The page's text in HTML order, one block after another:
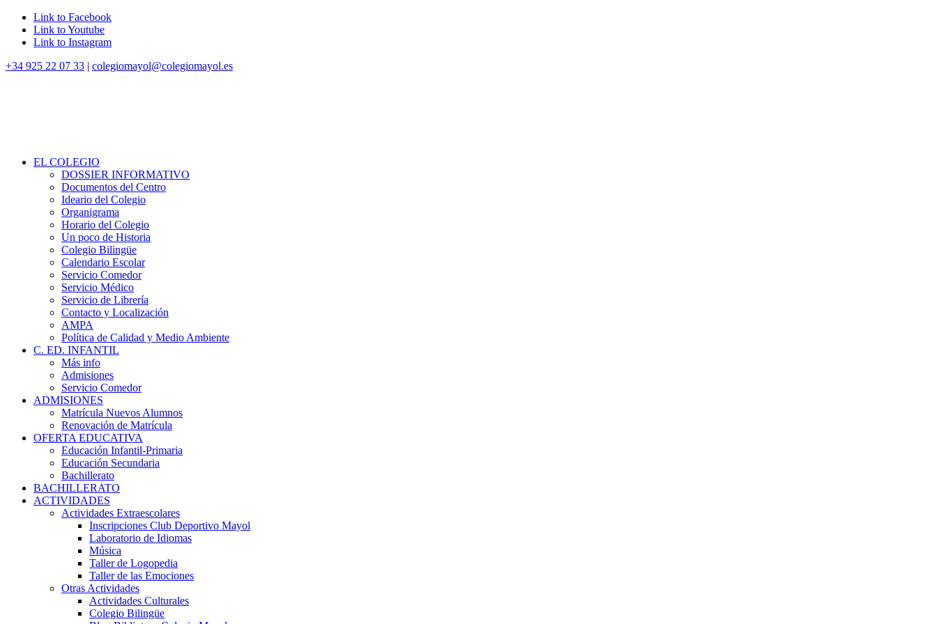
Link to Facebook
Link to Youtube
Link to Instagram
+34 925 22 07 33 | colegiomayol@colegiomayol.es
EL COLEGIO
DOSSIER INFORMATIVO
Documentos del Centro
Ideario del Colegio
Organigrama
Horario del Colegio
Un poco de Historia
Colegio Bilingüe
Calendario Escolar
Servicio Comedor
Servicio Médico
Servicio de Librería
Contacto y Localización
AMPA
Política de Calidad y Medio Ambiente
C. ED. INFANTIL
Más info
Admisiones
Servicio Comedor
ADMISIONES
Matrícula Nuevos Alumnos
Renovación de Matrícula
OFERTA EDUCATIVA
Educación Infantil-Primaria
Educación Secundaria
Bachillerato
BACHILLERATO
ACTIVIDADES
Actividades Extraescolares
Inscripciones Club Deportivo Mayol
Laboratorio de Idiomas
Música
Taller de Logopedia
Taller de las Emociones
Otras Actividades
Actividades Culturales
Colegio Bilingüe